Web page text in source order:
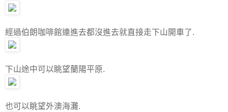
經過伯朗咖啡館連進去都沒進去就直接走下山開車了.
下山途中可以眺望蘭陽平原.
也可以眺望外澳海灘.